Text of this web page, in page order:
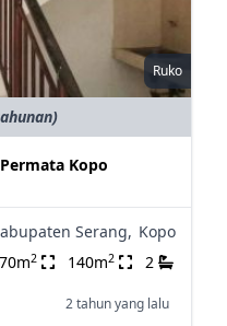
Ruko
Kopo
Serang, Kopo
70m2 140m2 2
2 tahun yang lalu